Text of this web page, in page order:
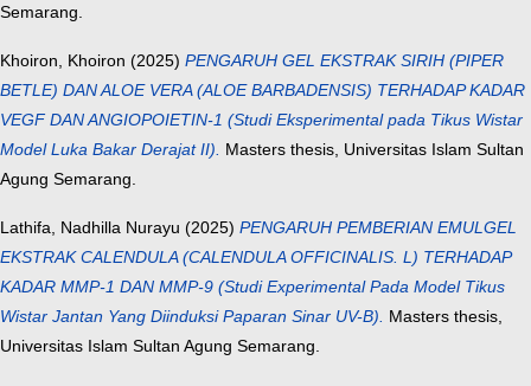
Semarang.
Khoiron, Khoiron (2025) PENGARUH GEL EKSTRAK SIRIH (PIPER
BETLE) DAN ALOE VERA (ALOE BARBADENSIS) TERHADAP KADAR
VEGF DAN ANGIOPOIETIN-1 (Studi Eksperimental pada Tikus Wistar
Model Luka Bakar Derajat II). Masters thesis, Universitas Islam Sultan
Agung Semarang.
Lathifa, Nadhilla Nurayu (2025) PENGARUH PEMBERIAN EMULGEL
EKSTRAK CALENDULA (CALENDULA OFFICINALIS. L) TERHADAP
KADAR MMP-1 DAN MMP-9 (Studi Experimental Pada Model Tikus
Wistar Jantan Yang Diinduksi Paparan Sinar UV-B). Masters thesis,
Universitas Islam Sultan Agung Semarang.